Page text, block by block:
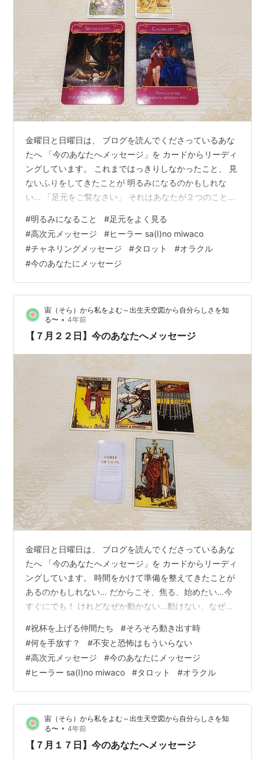
金曜日と日曜日は、 ブログを読んでくださっているあな
たへ 「今のあなたへメッセージ」を カードからリーディ
ングしています。 これまではっきりしなかったこと、 見
ないふりをしてきたことが 明るみになるのかもしれな
い… 「足元をご覧なさい」 それはあなたが２つのことで
対し一つを決め、 始めようとしているのかもしれない あ
なたお一人で行うという感覚ではなく、 誰かとの化学反
応を起こすようです しばらく会えていなかった人、 物理
的な距離があった人、 これまでは分かり合えていなかっ
た、けれど 解りたいと思っていたお相手…または 自身の
中のパートナーと…
#明るみになること #足元をよく見る
#高次元メッセージ #ヒーラー sa(I)no miwaco
#チャネリングメッセージ #タロット #オラクル
#今のあなたにメッセージ
宙（そら）から私をよむ～出生天空図から自分らしさを知
る〜 • 4年前
【７月２２日】今のあなたへメッセージ
金曜日と日曜日は、 ブログを読んでくださっているあな
たへ 「今のあなたへメッセージ」を カードからリーディ
ングしています。 時間をかけて準備を整えてきたことが
あるのかもしれない… だからこそ、焦る、始めたい…今
すぐにでも！ けれどなぜか動かない…動けない、なぜ
ば ヒントがあるかもしれぬ 自身の中にある過去の経験か
ら学んでしまった 思いグセ、思いこみ、できないという
ブレーキ そのようなものはないかい？ もう準備は整って
いるんだ いつだって始められるんだ、けれど 何かが足り
ない…のなら あなたの覚悟が足りないのかもしれないよ
あなたが踏み出す一歩…
#祝杯を上げる仲間たち #そろそろ動き出す時
#何を手放す？ #不安と恐怖はもういらない
#高次元メッセージ #今のあなたにメッセージ
#ヒーラー sa(I)no miwaco #タロット #オラクル
宙（そら）から私をよむ～出生天空図から自分らしさを知
る〜 • 4年前
【７月１７日】今のあなたへメッセージ